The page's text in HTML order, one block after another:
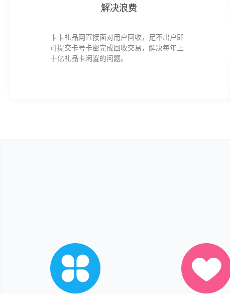
解决浪费
卡卡礼品网直接面对用户回收，足不出户即
可提交卡号卡密完成回收交易，解决每年上
十亿礼品卡闲置的问题。